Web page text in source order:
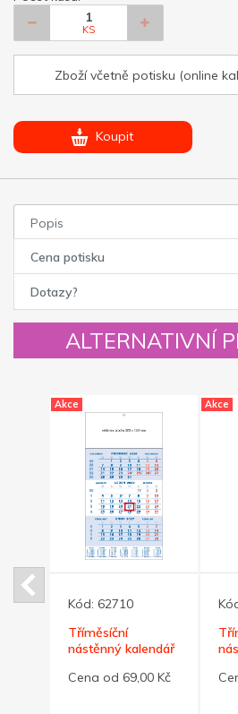
KS
Zboží včetně potisku (online
Koupit
Popis
Cena potisku
Dotazy?
ALTERNATIVNÍ
Akce
Kód: 62710
Tříměsíční
nástěnný kalendář
Cena od 69,00 Kč
Akce